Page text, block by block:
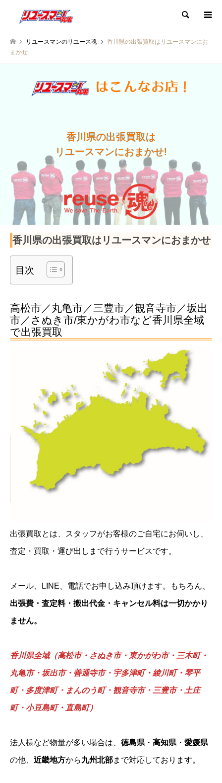
検索
リユースマンのリユース魂
香川県の出張買取はリユースマンにお
まかせ
香川県の出張買取は
リユースマンにおまかせ!
香川県の出張買取はリユースマンにおまかせ
目次
高松市／丸亀市／三豊市／観音寺市／坂出
市／さぬき市/東かがわ市など香川県全域
で出張買取
出張買取とは、スタッフがお客様のご自宅にお伺いし、
査定・買取・運び出しまで行うサービスです。
メール、LINE、電話でお申し込み頂けます。もちろん、
出張費・査定料・搬出代金・キャンセル料は一切かかり
ません。
香川県全域（高松市・さぬき市・東かがわ市・三木町・
丸亀市・坂出市・善通寺市・宇多津町・綾川町・琴平
町・多度津町・まんのう町・観音寺市・三豊市・土庄
町・小豆島町・直島町）
法人様など物量が多い場合は、 徳島県 ・ 高知県 ・ 愛媛県
の他、 近畿地方から九州北部まで対応しております。